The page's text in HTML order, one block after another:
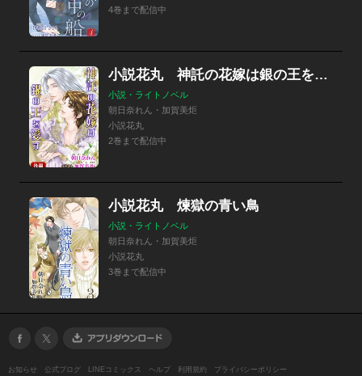
4巻まで配信中
小説花丸 神託の花嫁は銀の王を愛す
小説・ライトノベル
朝日奈れん・加賀美炬
小説花丸
2巻まで配信中
小説花丸 煉獄の青い鳥
小説・ライトノベル
朝日奈れん・加賀美炬
小説花丸
3巻まで配信中
お知らせ 公式ブログ LINEコミックス ヘルプ 利用規約 プライバシーポリシー